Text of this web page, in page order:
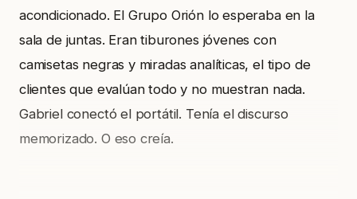
acondicionado. El Grupo Orión lo esperaba en la
sala de juntas. Eran tiburones jóvenes con
camisetas negras y miradas analíticas, el tipo de
clientes que evalúan todo y no muestran nada.
Gabriel conectó el portátil. Tenía el discurso
memorizado. O eso creía.